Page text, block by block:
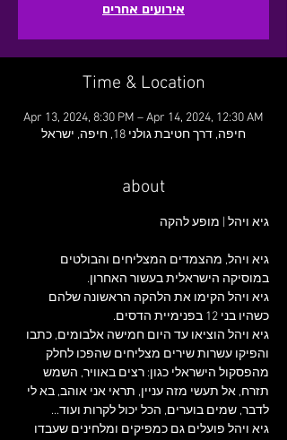
אירועים אחרים
Time & Location
Apr 13, 2024, 8:30 PM – Apr 14, 2024, 12:30 AM
חיפה, דרך חטיבת גולני 18, חיפה, ישראל
about
גיא ויהל | מופע להקה
גיא ויהל, מהצמדים המצליחים והבולטים
גיא ויהל הקימו את הלהקה הראשונה שלהם
כשהיו בני 12 בפנימיית הדסים.
גיא ויהל הוציאו עד היום חמישה אלבומים, כתבו
והפיקו עשרות שירים מצליחים שהפכו לחלק
מהפסקול הישראלי כגון: רצים באוויר, השמש
תזרח, אל תעשי מזה עניין, תראי אני אוהב, בא לי
גיא ויהל פועלים גם כמפיקים ומלחינים שעבדו